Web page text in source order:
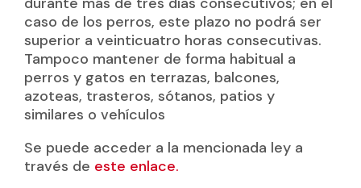
caso de los perros, este plazo no podrá ser
superior a veinticuatro horas consecutivas.
Tampoco mantener de forma habitual a
perros y gatos en terrazas, balcones,
azoteas, trasteros, sótanos, patios y
similares o vehículos
Se puede acceder a la mencionada ley a
través de este enlace.